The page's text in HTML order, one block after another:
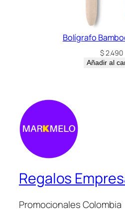
Bolígrafo
$2.490
Añadir al
Regalos
Promocionales Colombia